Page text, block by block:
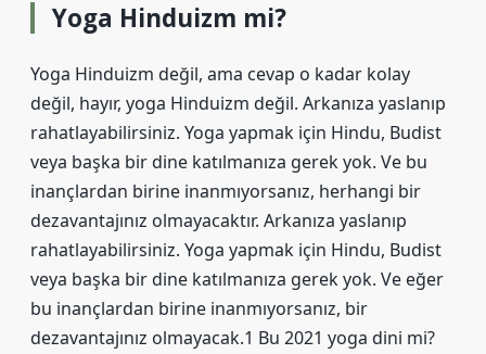
Yoga Hinduizm mi?
Yoga Hinduizm değil, ama cevap o kadar kolay
değil, hayır, yoga Hinduizm değil. Arkanıza yaslanıp
rahatlayabilirsiniz. Yoga yapmak için Hindu, Budist
veya başka bir dine katılmanıza gerek yok. Ve bu
inançlardan birine inanmıyorsanız, herhangi bir
dezavantajınız olmayacaktır. Arkanıza yaslanıp
rahatlayabilirsiniz. Yoga yapmak için Hindu, Budist
veya başka bir dine katılmanıza gerek yok. Ve eğer
bu inançlardan birine inanmıyorsanız, bir
dezavantajınız olmayacak.1 Bu 2021 yoga dini mi?